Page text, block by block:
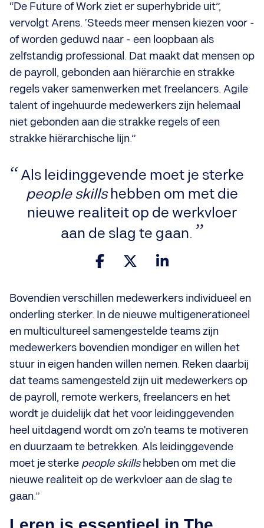
“De Future of Work ziet er superhybride uit”,
vervolgt Arens. ‘Steeds meer mensen kiezen voor -
of worden geduwd naar - een loopbaan als
zelfstandig professional. Dat maakt dat mensen op
de payroll, gebonden aan hiërarchie en strakke
regels vaker samenwerken met freelancers. Agile
talent of ingehuurde medewerkers zijn helemaal
niet gebonden aan die strakke regels of een
strakke hiërarchische lijn.”
Als leidinggevende moet je sterke
people skillshebben om met die
nieuwe realiteit op de werkvloer
aan de slag te gaan.
Bovendien verschillen medewerkers individueel en
onderling sterker. In de nieuwe multigenerationeel
en multicultureel samengestelde teams zijn
medewerkers bovendien mondiger en willen het
stuur in eigen handen willen nemen. Reken daarbij
dat teams samengesteld zijn uit medewerkers op
de payroll, remote werkers, freelancers en het
wordt je duidelijk dat het voor leidinggevenden
heel uitdagend wordt om zo'n teams te motiveren
en duurzaam te betrekken. Als leidinggevende
moet je sterke people skillshebben om met die
nieuwe realiteit op de werkvloer aan de slag te
gaan.”